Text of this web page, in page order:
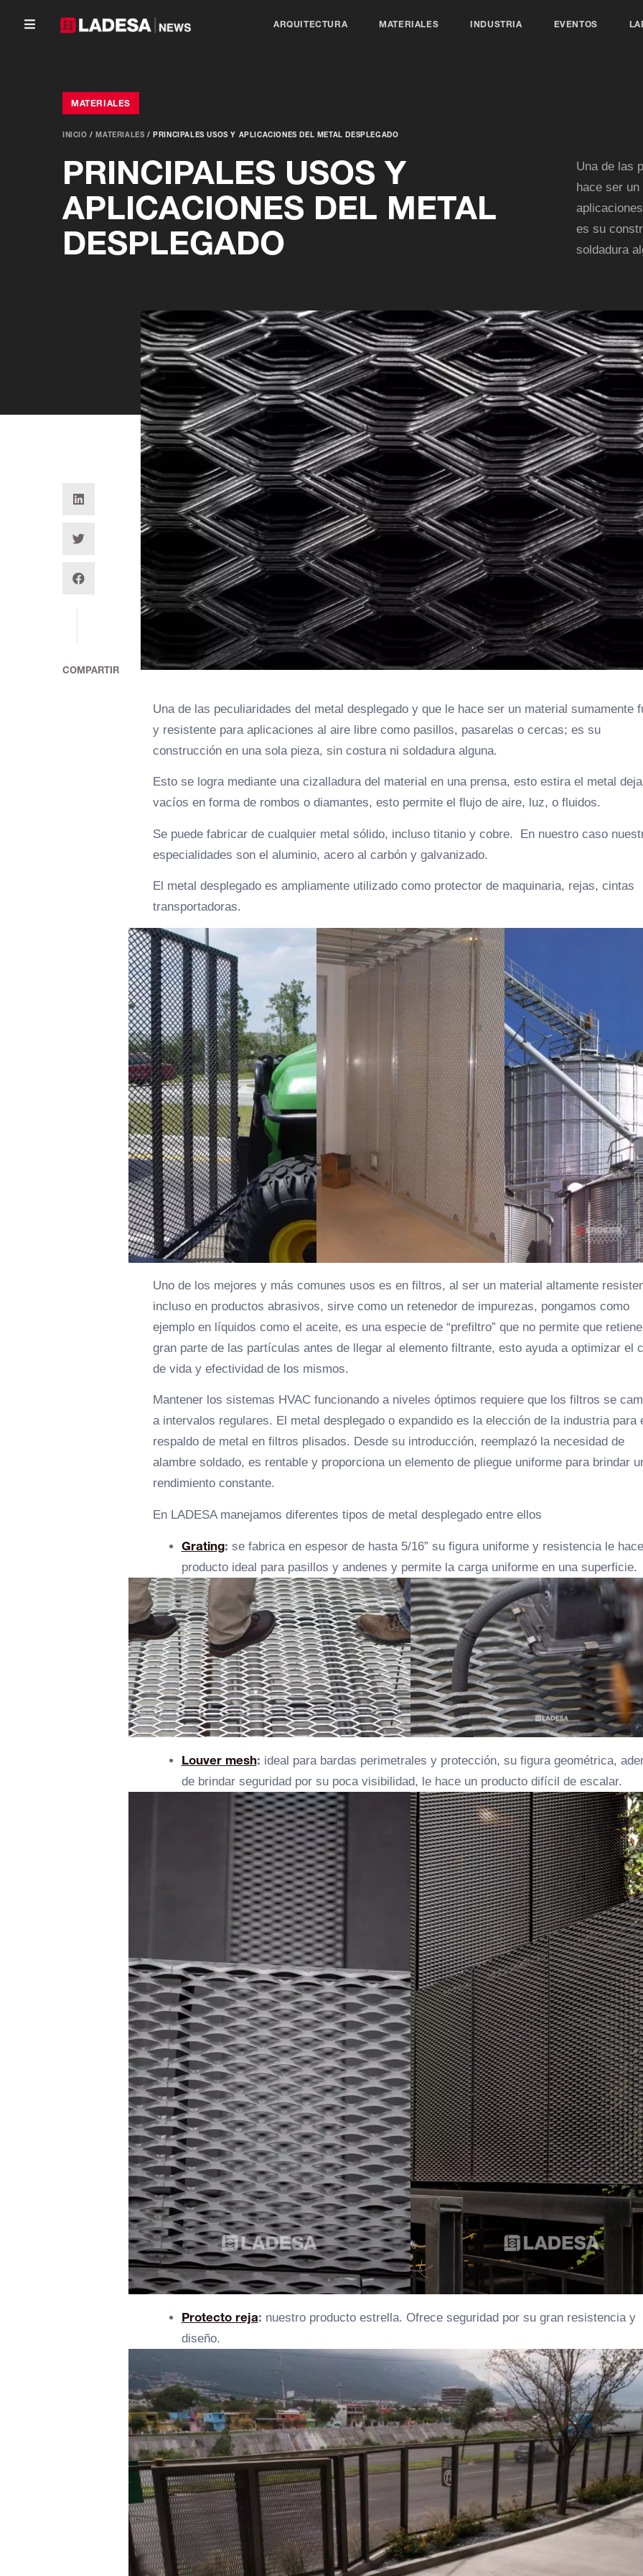
ARQUITECTURA MATERIALES INDUSTRIA EVENTOS
MATERIALES
INICIO /MATERIALES /PRINCIPALES USOS Y APLICACIONES DEL METAL DESPLEGADO
PRINCIPALES USOS Y
APLICACIONES DEL METAL
DESPLEGADO
Una de las
hace ser
es su
soldadura
COMPARTIR
Una de las peculiaridades del metal desplegado y que le hace ser un material sumamente
y resistente para aplicaciones al aire libre como pasillos, pasarelas o cercas; es su
construcción en una sola pieza, sin costura ni soldadura alguna.
Esto se logra mediante una cizalladura del material en una prensa, esto estira el metal
vacíos en forma de rombos o diamantes, esto permite el flujo de aire, luz, o fluidos.
Se puede fabricar de cualquier metal sólido, incluso titanio y cobre. En nuestro caso
especialidades son el aluminio, acero al carbón y galvanizado.
El metal desplegado es ampliamente utilizado como protector de maquinaria, rejas, cintas
transportadoras.
Uno de los mejores y más comunes usos es en filtros, al ser un material altamente
incluso en productos abrasivos, sirve como un retenedor de impurezas, pongamos como
ejemplo en líquidos como el aceite, es una especie de “prefiltro” que no permite que retiene
gran parte de las partículas antes de llegar al elemento filtrante, esto ayuda a optimizar el
de vida y efectividad de los mismos.
Mantener los sistemas HVAC funcionando a niveles óptimos requiere que los filtros se
a intervalos regulares. El metal desplegado o expandido es la elección de la industria para
respaldo de metal en filtros plisados. Desde su introducción, reemplazó la necesidad de
alambre soldado, es rentable y proporciona un elemento de pliegue uniforme para brindar
rendimiento constante.
En LADESA manejamos diferentes tipos de metal desplegado entre ellos
Grating: se fabrica en espesor de hasta 5/16” su figura uniforme y resistencia le
producto ideal para pasillos y andenes y permite la carga uniforme en una
Louver mesh: ideal para bardas perimetrales y protección, su figura geométrica,
de brindar seguridad por su poca visibilidad, le hace un producto difícil de escalar.
Protecto reja: nuestro producto estrella. Ofrece seguridad por su gran resistencia y
diseño.